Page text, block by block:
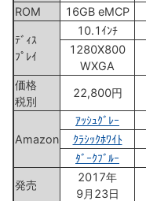
ROM
16GB eMCP
ﾃﾞｨｽ
ﾌﾟﾚｲ
10.1ｲﾝﾁ
1280X800
WXGA
価格
税別
22,800円
Amazon
ｱｯｼｭｸﾞﾚｰ
ｸﾗｼｯｸﾎﾜｲﾄ
ﾀﾞｰｸﾌﾞﾙｰ
発売
2017年
9月23日